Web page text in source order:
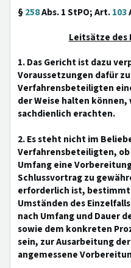
§258Abs. 1 StPO; Art.103
Leitsätze des
1. Das Gericht ist dazu
Voraussetzungen dafür
Verfahrensbeteiligten
der Weise halten können,
sachdienlich erachten.
2. Es steht nicht im
Verfahrensbeteiligten,
Umfang eine
Schlussvortrag zu
erforderlich ist, bestimmt
Umständen des
nach Umfang und Dauer
sowie dem konkreten
sein, zur Ausarbeitung
angemessene